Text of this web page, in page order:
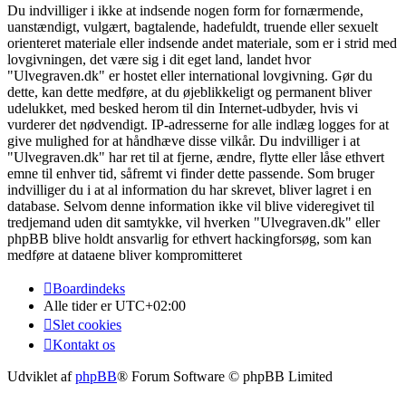
Du indvilliger i ikke at indsende nogen form for fornærmende,
uanstændigt, vulgært, bagtalende, hadefuldt, truende eller sexuelt
orienteret materiale eller indsende andet materiale, som er i strid med
lovgivningen, det være sig i dit eget land, landet hvor
"Ulvegraven.dk" er hostet eller international lovgivning. Gør du
dette, kan dette medføre, at du øjeblikkeligt og permanent bliver
udelukket, med besked herom til din Internet-udbyder, hvis vi
vurderer det nødvendigt. IP-adresserne for alle indlæg logges for at
give mulighed for at håndhæve disse vilkår. Du indvilliger i at
"Ulvegraven.dk" har ret til at fjerne, ændre, flytte eller låse ethvert
emne til enhver tid, såfremt vi finder dette passende. Som bruger
indvilliger du i at al information du har skrevet, bliver lagret i en
database. Selvom denne information ikke vil blive videregivet til
tredjemand uden dit samtykke, vil hverken "Ulvegraven.dk" eller
phpBB blive holdt ansvarlig for ethvert hackingforsøg, som kan
medføre at dataene bliver kompromitteret
Boardindeks
Alle tider erUTC+02:00
Slet cookies
Kontakt os
Udviklet afphpBB® Forum Software © phpBB Limited